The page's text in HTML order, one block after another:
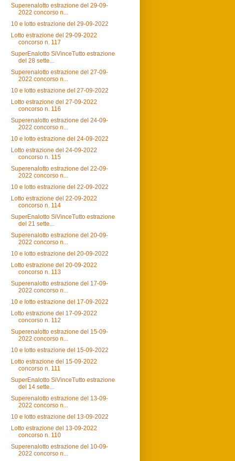
Superenalotto estrazione del 29-09-
2022 concorso n...
10 e lotto estrazione del 29-09-2022
Lotto estrazione del 29-09-2022
concorso n. 117
SuperEnalotto SiVinceTutto estrazione
del 28 sette...
Superenalotto estrazione del 27-09-
2022 concorso n...
10 e lotto estrazione del 27-09-2022
Lotto estrazione del 27-09-2022
concorso n. 116
Superenalotto estrazione del 24-09-
2022 concorso n...
10 e lotto estrazione del 24-09-2022
Lotto estrazione del 24-09-2022
concorso n. 115
Superenalotto estrazione del 22-09-
2022 concorso n...
10 e lotto estrazione del 22-09-2022
Lotto estrazione del 22-09-2022
concorso n. 114
SuperEnalotto SiVinceTutto estrazione
del 21 sette...
Superenalotto estrazione del 20-09-
2022 concorso n...
10 e lotto estrazione del 20-09-2022
Lotto estrazione del 20-09-2022
concorso n. 113
Superenalotto estrazione del 17-09-
2022 concorso n...
10 e lotto estrazione del 17-09-2022
Lotto estrazione del 17-09-2022
concorso n. 112
Superenalotto estrazione del 15-09-
2022 concorso n...
10 e lotto estrazione del 15-09-2022
Lotto estrazione del 15-09-2022
concorso n. 111
SuperEnalotto SiVinceTutto estrazione
del 14 sette...
Superenalotto estrazione del 13-09-
2022 concorso n...
10 e lotto estrazione del 13-09-2022
Lotto estrazione del 13-09-2022
concorso n. 110
Superenalotto estrazione del 10-09-
2022 concorso n...